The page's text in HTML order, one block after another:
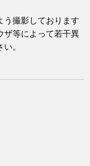
撮影しております
ザ等によって若干異
。